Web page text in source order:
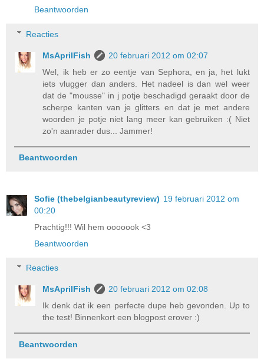
Beantwoorden
Reacties
MsAprilFish
20 februari 2012 om 02:07
Wel, ik heb er zo eentje van Sephora, en ja, het lukt
iets vlugger dan anders. Het nadeel is dan wel weer
dat de "mousse" in j potje beschadigd geraakt door de
scherpe kanten van je glitters en dat je met andere
woorden je potje niet lang meer kan gebruiken :( Niet
zo'n aanrader dus... Jammer!
Beantwoorden
Sofie (thebelgianbeautyreview) 19 februari 2012 om
00:20
Prachtig!!! Wil hem ooooook <3
Beantwoorden
Reacties
MsAprilFish
20 februari 2012 om 02:08
Ik denk dat ik een perfecte dupe heb gevonden. Up to
the test! Binnenkort een blogpost erover :)
Beantwoorden